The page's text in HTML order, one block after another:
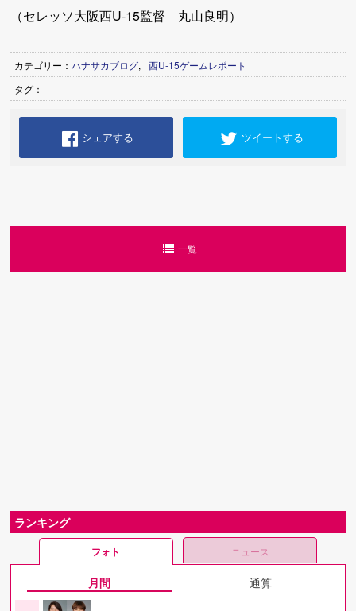
（セレッソ大阪西U-15監督 丸山良明）
カテゴリー：ハナサカブログ,
西U-15ゲームレポート
タグ：
シェアする ツイートする
一覧
ランキング
フォト ニュース
月間 通算